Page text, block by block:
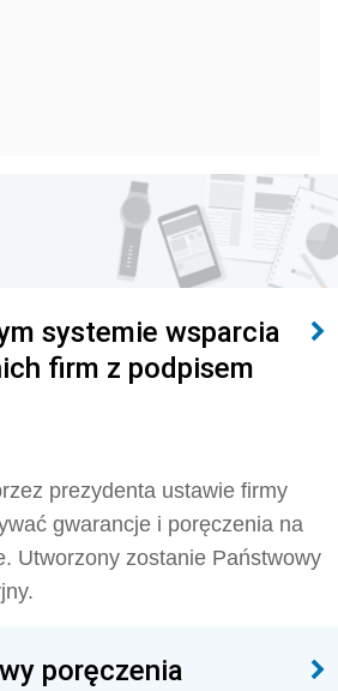
systemie wsparcia
firm z podpisem
prezydenta ustawie firmy
gwarancje i poręczenia na
Utworzony zostanie Państwowy
poręczenia